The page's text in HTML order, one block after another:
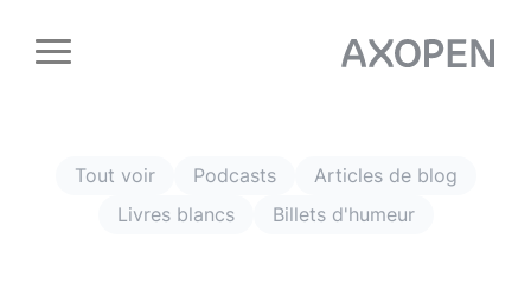
Tout voir Podcasts
Articles de blog
Livres blancs
Billets d'humeur